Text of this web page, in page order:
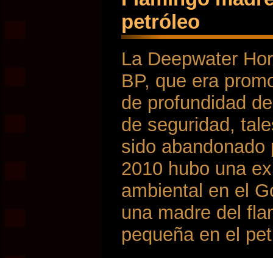
petróleo
La Deepwater
BP, que era
de profundidad
de seguridad,
sido
2010 hubo una
ambiental en el
una madre del
pequeña en el